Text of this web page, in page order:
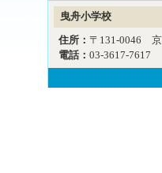
曳舟小学校
住所： 〒131-0046 京
電話： 03-3617-7617